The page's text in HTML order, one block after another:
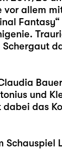
vor allem
und
das
Schauspiel